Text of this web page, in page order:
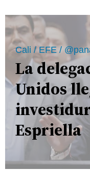
Cali / EFE /
La
Unidos
Espriella